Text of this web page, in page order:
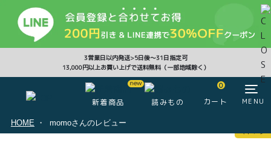
3営業日以内発送>5日後〜31日指定可
13,000円以上お買い上げで送料無料（一部地域除く）
新着商品 読みもの
0
カート MENU
CLOSE
0
HOME momoさんのレビュー